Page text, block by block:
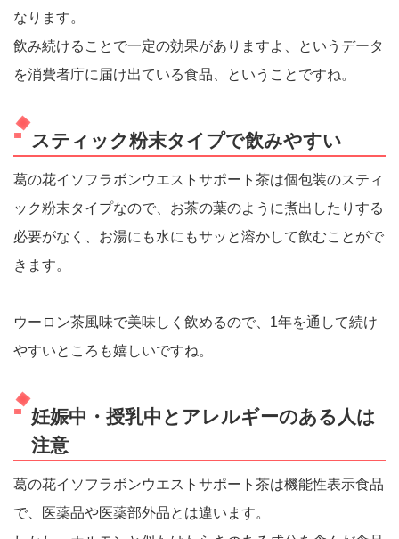
なります。
飲み続けることで一定の効果がありますよ、というデータ
を消費者庁に届け出ている食品、ということですね。
スティック粉末タイプで飲みやすい
葛の花イソフラボンウエストサポート茶は個包装のスティ
ック粉末タイプなので、お茶の葉のように煮出したりする
必要がなく、お湯にも水にもサッと溶かして飲むことがで
きます。
ウーロン茶風味で美味しく飲めるので、1年を通して続け
やすいところも嬉しいですね。
妊娠中・授乳中とアレルギーのある人は
注意
葛の花イソフラボンウエストサポート茶は機能性表示食品
で、医薬品や医薬部外品とは違います。